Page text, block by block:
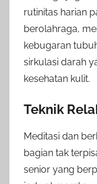
rutinitas harian
berolahraga,
kebugaran
sirkulasi darah
kesehatan kulit.
Teknik
Meditasi dan
bagian tak
senior yang